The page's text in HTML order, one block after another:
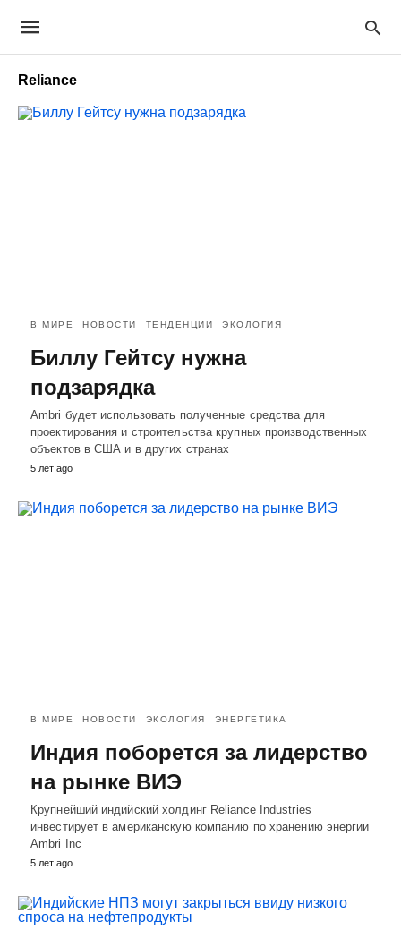
Reliance
В МИРЕ НОВОСТИ ТЕНДЕНЦИИ ЭКОЛОГИЯ
Биллу Гейтсу нужна
подзарядка
Ambri будет использовать полученные средства для
проектирования и строительства крупных производственных
объектов в США и в других странах
5 лет ago
В МИРЕ НОВОСТИ ЭКОЛОГИЯ ЭНЕРГЕТИКА
Индия поборется за лидерство
на рынке ВИЭ
Крупнейший индийский холдинг Reliance Industries
инвестирует в американскую компанию по хранению энергии
Ambri Inc
5 лет ago